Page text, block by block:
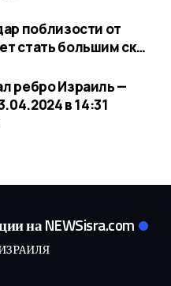
поблизости от
стать большим ск…
ребро Израиль —
в 14:31​
на NEWSisra.com